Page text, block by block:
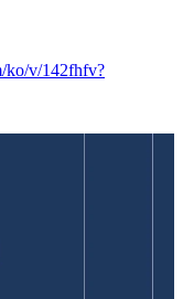
ko/v/142fhfv?